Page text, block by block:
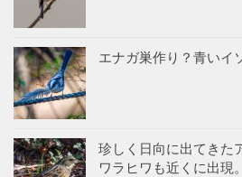
エナガ巣作り？青いイ
珍しく日向に出てきた
ワラヒワも近くに出現。